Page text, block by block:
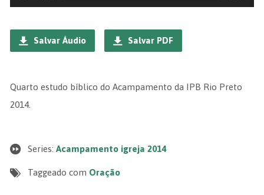
de
áudio
Salvar Áudio Salvar PDF
Quarto estudo bíblico do Acampamento da IPB Rio Preto
2014.
Series: Acampamento igreja 2014
Taggeado com Oração